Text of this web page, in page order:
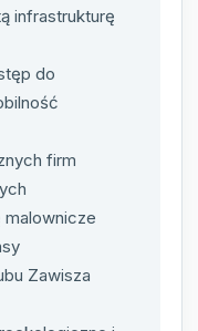
infrastrukturę
do
firm
malownicze
Zawisza